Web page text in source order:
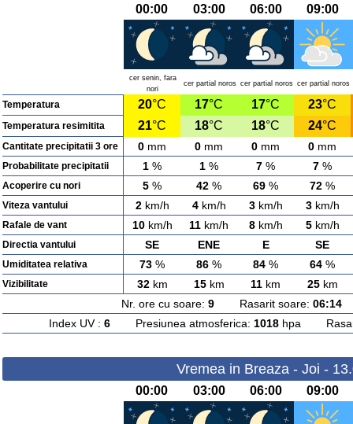
00:00 03:00 06:00 09:00
cer senin, fara
nori
cer partial noros cer partial noros cer partial noros
Temperatura 20°C 17°C 17°C 23°C
Temperatura resimitita 21°C 18°C 18°C 24°C
Cantitate precipitatii 3 ore 0 mm 0 mm 0 mm 0 mm
Probabilitate precipitatii 1 % 1 % 7 % 7 %
Acoperire cu nori 5 % 42 % 69 % 72 %
Viteza vantului 2km/h 4km/h 3km/h 3km/h
Rafale de vant 10km/h 11 km/h 8km/h 5km/h
Directia vantului SE ENE E SE
Umiditatea relativa 73 % 86 % 84 % 64 %
Vizibilitate 32km 15km 11 km 25km
Nr. ore cu soare: 9Rasarit soare: 06:14
Index UV : 6Presiunea atmosferica: 1018hpa
Vremea in Breaza - Joi -
00:00 03:00 06:00 09:00